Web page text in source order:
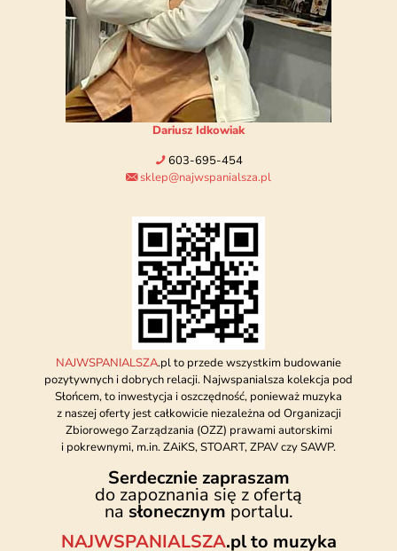
Dariusz Idkowiak
603-695-454
sklep@najwspanialsza.pl
NAJWSPANIALSZA.pl to przede wszystkim budowanie
pozytywnych i dobrych relacji. Najwspanialsza kolekcja pod
Słońcem, to inwestycja i oszczędność, ponieważ muzyka
z naszej oferty jest całkowicie niezależna od Organizacji
Zbiorowego Zarządzania (OZZ) prawami autorskimi
i pokrewnymi, m.in. ZAiKS, STOART, ZPAV czy SAWP.
Serdecznie zapraszam
do zapoznania się z ofertą
na słonecznym portalu.
NAJWSPANIALSZA.pl to muzyka